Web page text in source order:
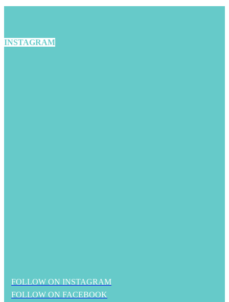
INSTAGRAM
FOLLOW ON INSTAGRAM
FOLLOW ON FACEBOOK